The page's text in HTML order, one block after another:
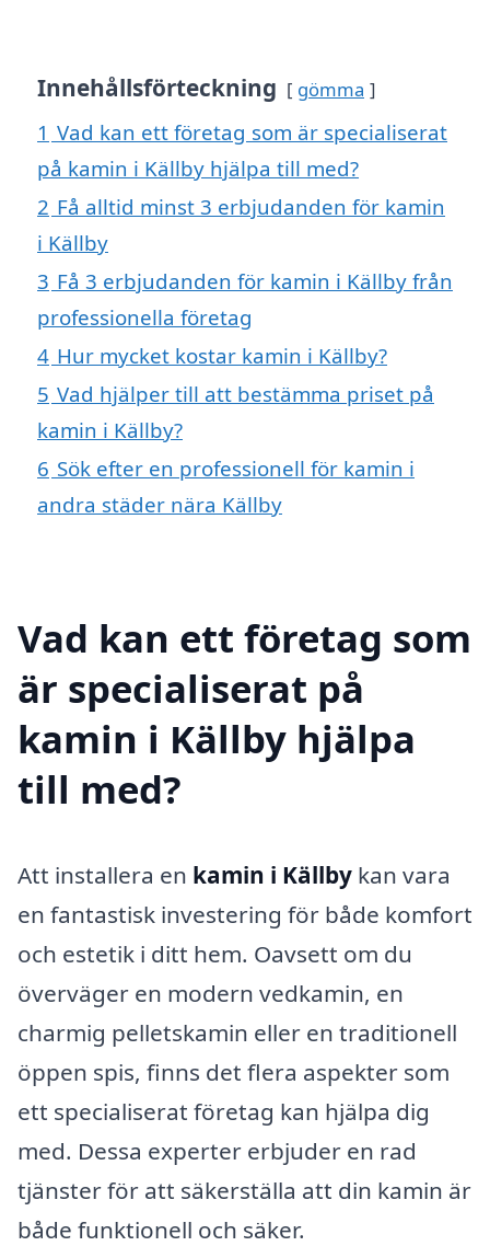
Innehållsförteckning gömma
1 Vad kan ett företag som är specialiserat
på kamin i Källby hjälpa till med?
2 Få alltid minst 3 erbjudanden för kamin
i Källby
3 Få 3 erbjudanden för kamin i Källby från
professionella företag
4 Hur mycket kostar kamin i Källby?
5 Vad hjälper till att bestämma priset på
kamin i Källby?
6 Sök efter en professionell för kamin i
andra städer nära Källby
Vad kan ett företag som
är specialiserat på
kamin i Källby hjälpa
till med?
Att installera en kamin i Källby kan vara
en fantastisk investering för både komfort
och estetik i ditt hem. Oavsett om du
överväger en modern vedkamin, en
charmig pelletskamin eller en traditionell
öppen spis, finns det flera aspekter som
ett specialiserat företag kan hjälpa dig
med. Dessa experter erbjuder en rad
tjänster för att säkerställa att din kamin är
både funktionell och säker.